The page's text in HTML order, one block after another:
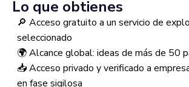
Lo que obtienes
🔎 Acceso gratuito a un servicio de
seleccionado
🌍 Alcance global: ideas de más de 50
📥 Acceso privado y verificado a
en fase sigilosa